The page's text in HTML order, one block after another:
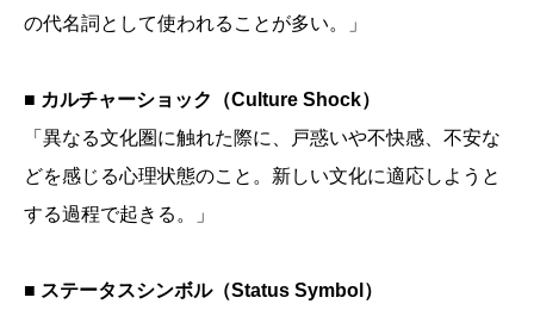
の代名詞として使われることが多い。」
■ カルチャーショック（Culture Shock）
「異なる文化圏に触れた際に、戸惑いや不快感、不安な
どを感じる心理状態のこと。新しい文化に適応しようと
する過程で起きる。」
■ ステータスシンボル（Status Symbol）